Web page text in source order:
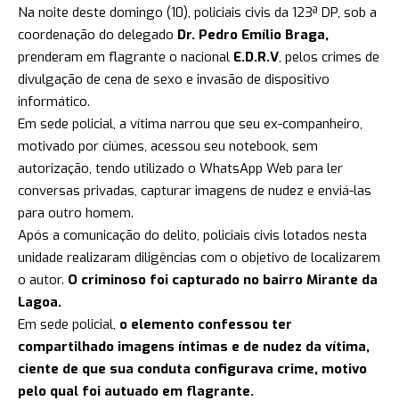
Na noite deste domingo (10), policiais civis da 123ª DP, sob a
coordenação do delegado Dr. Pedro Emílio Braga,
prenderam em flagrante o nacional E.D.R.V, pelos crimes de
divulgação de cena de sexo e invasão de dispositivo
informático.
Em sede policial, a vítima narrou que seu ex-companheiro,
motivado por ciúmes, acessou seu notebook, sem
autorização, tendo utilizado o WhatsApp Web para ler
conversas privadas, capturar imagens de nudez e enviá-las
para outro homem.
Após a comunicação do delito, policiais civis lotados nesta
unidade realizaram diligências com o objetivo de localizarem
o autor. O criminoso foi capturado no bairro Mirante da
Lagoa.
Em sede policial, o elemento confessou ter
compartilhado imagens íntimas e de nudez da vítima,
ciente de que sua conduta configurava crime, motivo
pelo qual foi autuado em flagrante.